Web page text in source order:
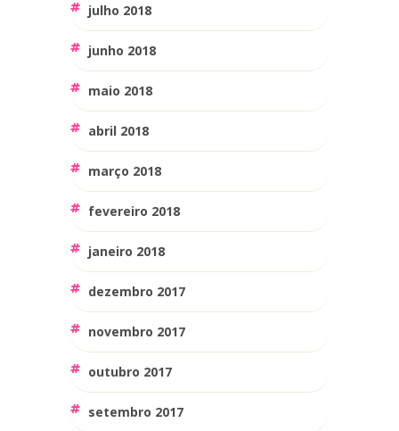
julho 2018
junho 2018
maio 2018
abril 2018
março 2018
fevereiro 2018
janeiro 2018
dezembro 2017
novembro 2017
outubro 2017
setembro 2017